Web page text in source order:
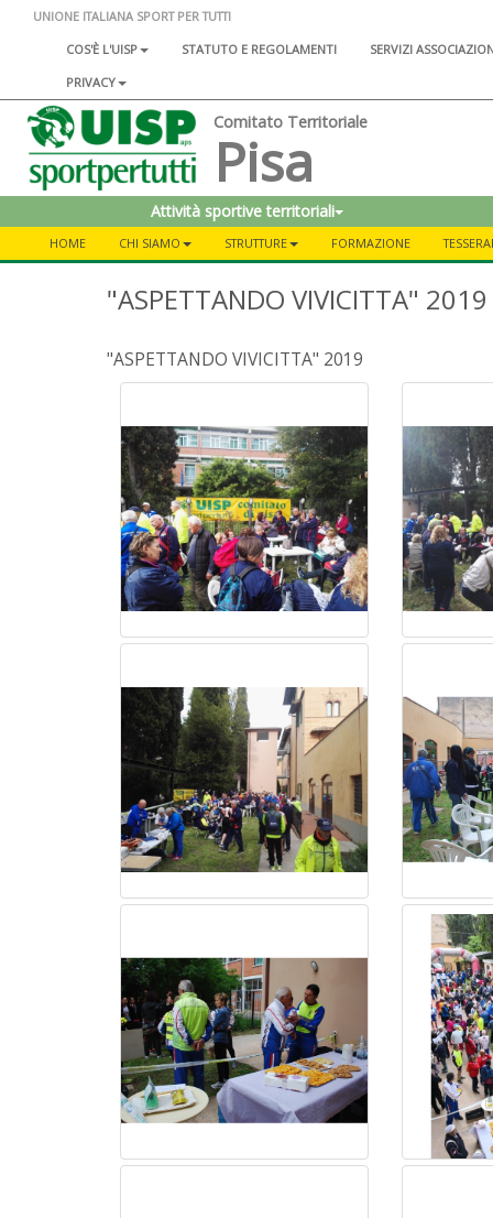
UNIONE ITALIANA SPORT PER TUTTI
COS'È L'UISP
STATUTO E REGOLAMENTI
SERVIZI
PRIVACY
Comitato Territoriale
Pisa
Attività sportive territoriali
HOME CHI SIAMO STRUTTURE FORMAZIONE
"ASPETTANDO VIVICITTA" 2019
"ASPETTANDO VIVICITTA" 2019